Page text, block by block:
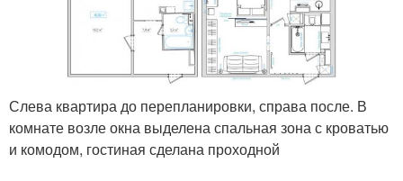
Слева квартира до перепланировки, справа после. В
комнате возле окна выделена спальная зона с кроватью
и комодом, гостиная сделана проходной